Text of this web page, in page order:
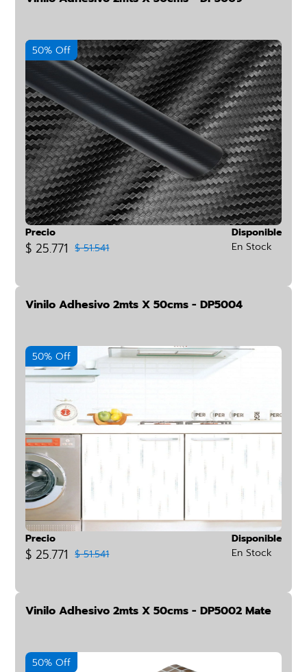
50% Off
Precio
$ 25.771 $ 51.541
Disponible
En Stock
Vinilo Adhesivo 2mts X 50cms - DP5004
50% Off
Precio
$ 25.771 $ 51.541
Disponible
En Stock
Vinilo Adhesivo 2mts X 50cms - DP5002 Mate
50% Off